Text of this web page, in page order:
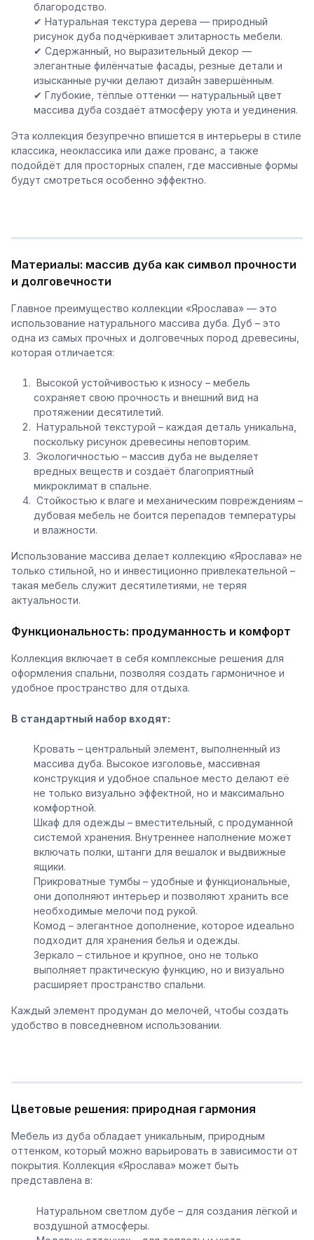
благородство.
✔ Натуральная текстура дерева — природный
рисунок дуба подчёркивает элитарность мебели.
✔ Сдержанный, но выразительный декор —
элегантные филёнчатые фасады, резные детали и
изысканные ручки делают дизайн завершённым.
✔ Глубокие, тёплые оттенки — натуральный цвет
массива дуба создаёт атмосферу уюта и уединения.
Эта коллекция безупречно впишется в интерьеры в стиле
классика, неоклассика или даже прованс, а также
подойдёт для просторных спален, где массивные формы
будут смотреться особенно эффектно.
Материалы: массив дуба как символ прочности
и долговечности
Главное преимущество коллекции «Ярослава» — это
использование натурального массива дуба. Дуб – это
одна из самых прочных и долговечных пород древесины,
которая отличается:
Высокой устойчивостью к износу – мебель
сохраняет свою прочность и внешний вид на
протяжении десятилетий.
Натуральной текстурой – каждая деталь уникальна,
поскольку рисунок древесины неповторим.
Экологичностью – массив дуба не выделяет
вредных веществ и создаёт благоприятный
микроклимат в спальне.
Стойкостью к влаге и механическим повреждениям –
дубовая мебель не боится перепадов температуры
и влажности.
Использование массива делает коллекцию «Ярослава» не
только стильной, но и инвестиционно привлекательной –
такая мебель служит десятилетиями, не теряя
актуальности.
Функциональность: продуманность и комфорт
Коллекция включает в себя комплексные решения для
оформления спальни, позволяя создать гармоничное и
удобное пространство для отдыха.
В стандартный набор входят:
Кровать – центральный элемент, выполненный из
массива дуба. Высокое изголовье, массивная
конструкция и удобное спальное место делают её
не только визуально эффектной, но и максимально
комфортной.
Шкаф для одежды – вместительный, с продуманной
системой хранения. Внутреннее наполнение может
включать полки, штанги для вешалок и выдвижные
ящики.
Прикроватные тумбы – удобные и функциональные,
они дополняют интерьер и позволяют хранить все
необходимые мелочи под рукой.
Комод – элегантное дополнение, которое идеально
подходит для хранения белья и одежды.
Зеркало – стильное и крупное, оно не только
выполняет практическую функцию, но и визуально
расширяет пространство спальни.
Каждый элемент продуман до мелочей, чтобы создать
удобство в повседневном использовании.
Цветовые решения: природная гармония
Мебель из дуба обладает уникальным, природным
оттенком, который можно варьировать в зависимости от
покрытия. Коллекция «Ярослава» может быть
представлена в:
Натуральном светлом дубе – для создания лёгкой и
воздушной атмосферы.